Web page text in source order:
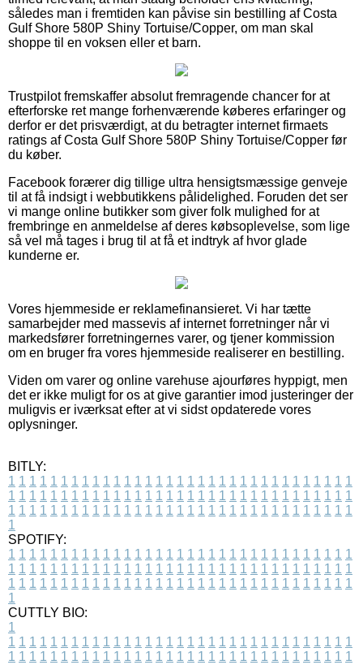
således man i fremtiden kan påvise sin bestilling af Costa
Gulf Shore 580P Shiny Tortuise/Copper, om man skal
shoppe til en voksen eller et barn.
Trustpilot fremskaffer absolut fremragende chancer for at
efterforske ret mange forhenværende køberes erfaringer og
derfor er det prisværdigt, at du betragter internet firmaets
ratings af Costa Gulf Shore 580P Shiny Tortuise/Copper før
du køber.
Facebook forærer dig tillige ultra hensigtsmæssige genveje
til at få indsigt i webbutikkens pålidelighed. Foruden det ser
vi mange online butikker som giver folk mulighed for at
frembringe en anmeldelse af deres købsoplevelse, som lige
så vel må tages i brug til at få et indtryk af hvor glade
kunderne er.
Vores hjemmeside er reklamefinansieret. Vi har tætte
samarbejder med massevis af internet forretninger når vi
markedsfører forretningernes varer, og tjener kommission
om en bruger fra vores hjemmeside realiserer en bestilling.
Viden om varer og online varehuse ajourføres hyppigt, men
det er ikke muligt for os at give garantier imod justeringer der
muligvis er iværksat efter at vi sidst opdaterede vores
oplysninger.
BITLY:
1 1 1 1 1 1 1 1 1 1 1 1 1 1 1 1 1 1 1 1 1 1 1 1 1 1 1 1 1 1 1 1 1
1 1 1 1 1 1 1 1 1 1 1 1 1 1 1 1 1 1 1 1 1 1 1 1 1 1 1 1 1 1 1 1 1
1 1 1 1 1 1 1 1 1 1 1 1 1 1 1 1 1 1 1 1 1 1 1 1 1 1 1 1 1 1 1 1 1
1
SPOTIFY:
1 1 1 1 1 1 1 1 1 1 1 1 1 1 1 1 1 1 1 1 1 1 1 1 1 1 1 1 1 1 1 1 1
1 1 1 1 1 1 1 1 1 1 1 1 1 1 1 1 1 1 1 1 1 1 1 1 1 1 1 1 1 1 1 1 1
1 1 1 1 1 1 1 1 1 1 1 1 1 1 1 1 1 1 1 1 1 1 1 1 1 1 1 1 1 1 1 1 1
1
CUTTLY BIO:
1
1 1 1 1 1 1 1 1 1 1 1 1 1 1 1 1 1 1 1 1 1 1 1 1 1 1 1 1 1 1 1 1 1
1 1 1 1 1 1 1 1 1 1 1 1 1 1 1 1 1 1 1 1 1 1 1 1 1 1 1 1 1 1 1 1 1